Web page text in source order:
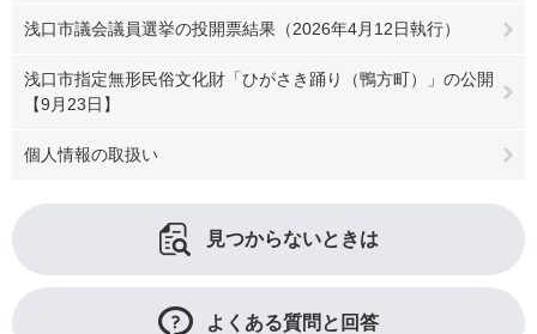
浅口市議会議員選挙の投開票結果（2026年4月12日執行）
浅口市指定無形民俗文化財「ひがさき踊り（鴨方町）」の公開
【9月23日】
個人情報の取扱い
見つからないときは
よくある質問と回答